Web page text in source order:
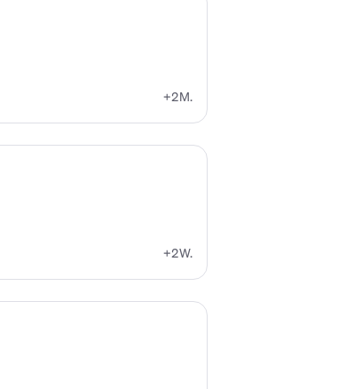
+2M.
+2W.